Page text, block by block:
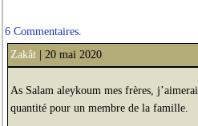
6 Commentaires.
Zakât | 20 mai 2020
As Salam aleykoum mes frères,
quantité pour un membre de la famille.